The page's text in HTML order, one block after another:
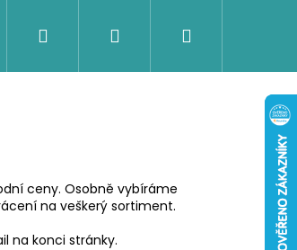
Dětské Přihlášení
ceny. Osobně vybíráme
na veškerý sortiment.
na konci stránky.